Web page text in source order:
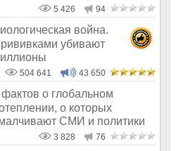
а
5 426 94
война.
убивают
504 641 43 650
о глобальном
о которых
СМИ и политики
3 828 76